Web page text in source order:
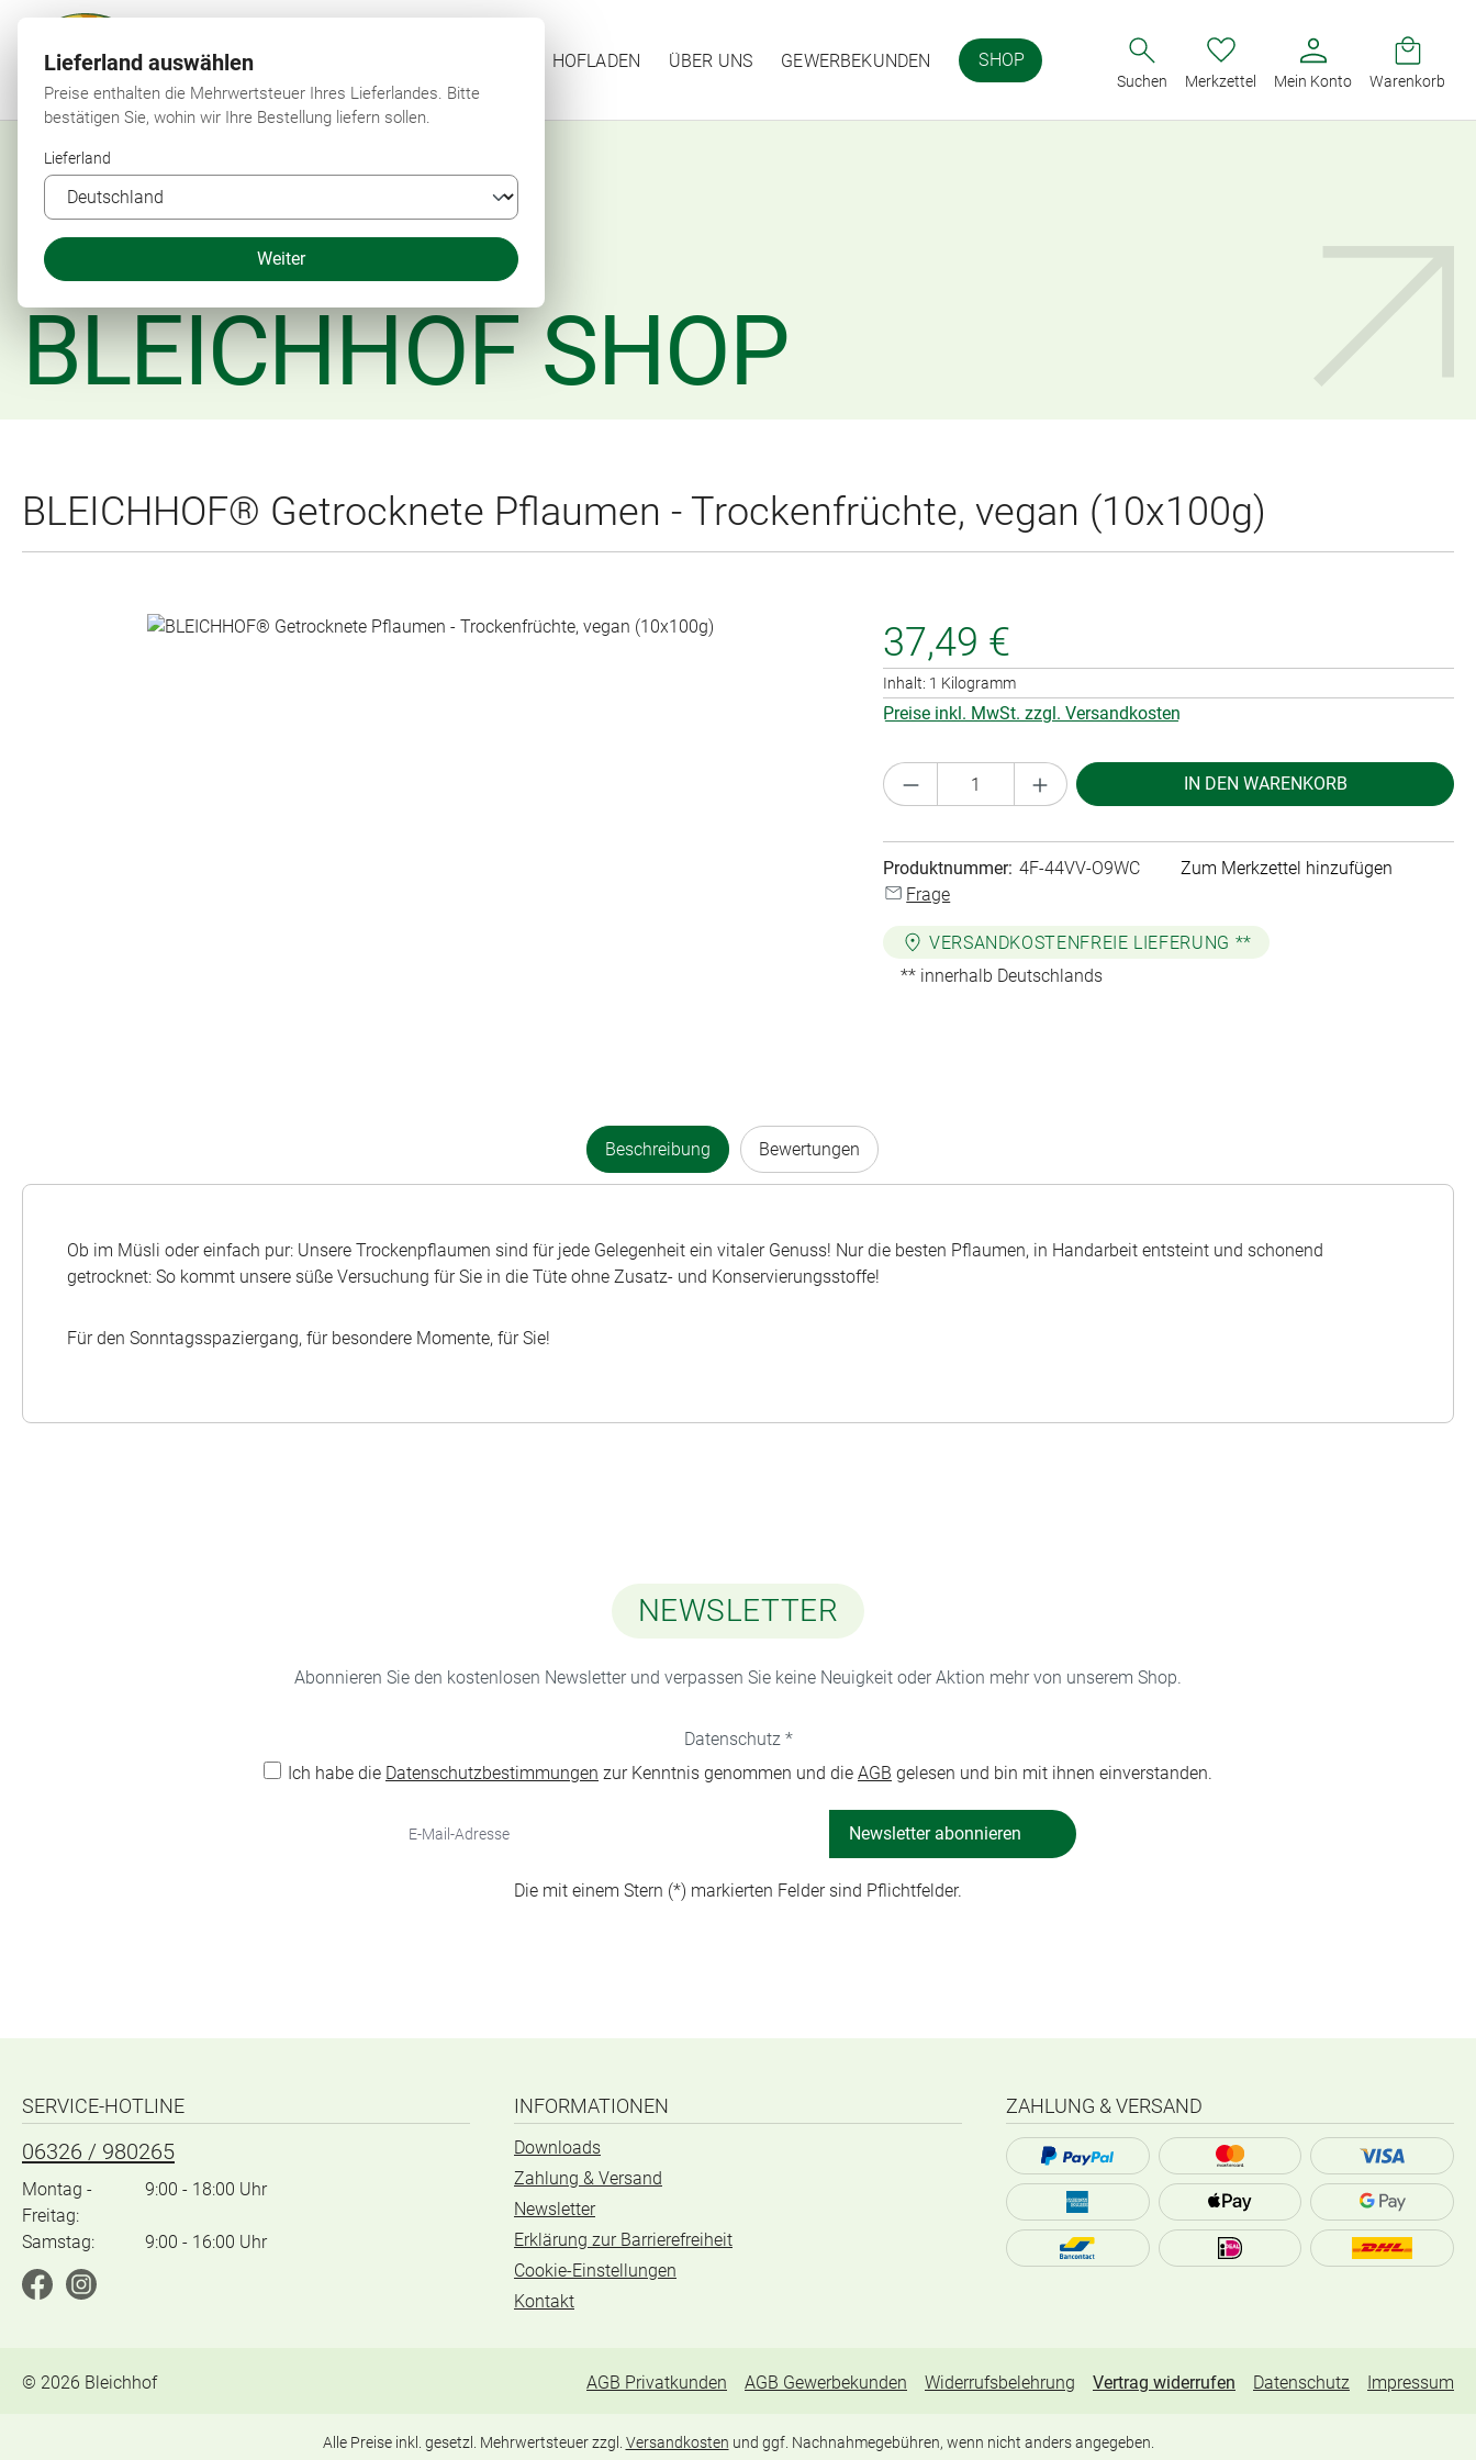
HOFLADEN ÜBER UNS GEWERBEKUNDEN SHOP
Suchen Merkzettel Mein Konto Warenkorb
BLEICHHOF SHOP
BLEICHHOF® Getrocknete Pflaumen - Trockenfrüchte, vegan (10x100g)
Bildergalerie überspringen 37,49 €
Inhalt: 1 Kilogramm
Preise inkl. MwSt. zzgl. Versandkosten
Produkt Anzahl: Gib den gewünschten Wert ein
IN DEN WARENKORB
Produktnummer: 4F-44VV-O9WC
Zum Merkzettel hinzufügen
Frage
VERSANDKOSTENFREIE LIEFERUNG **
** innerhalb Deutschlands
Beschreibung Bewertungen
Ob im Müsli oder einfach pur: Unsere Trockenpflaumen sind für jede Gelegenheit ein vitaler Genuss! Nur die besten Pflaumen, in Handarbeit entsteint und schonend
getrocknet: So kommt unsere süße Versuchung für Sie in die Tüte ohne Zusatz- und Konservierungsstoffe!
Für den Sonntagsspaziergang, für besondere Momente, für Sie!
NEWSLETTER
Abonnieren Sie den kostenlosen Newsletter und verpassen Sie keine Neuigkeit oder Aktion mehr von unserem Shop.
Datenschutz *
Ich habe die Datenschutzbestimmungen zur Kenntnis genommen und die AGB gelesen und bin mit ihnen einverstanden.
Newsletter abonnieren
Die mit einem Stern (*) markierten Felder sind Pflichtfelder.
SERVICE-HOTLINE
06326 / 980265
Montag -
Freitag:
9:00 - 18:00 Uhr
Samstag: 9:00 - 16:00 Uhr
INFORMATIONEN
Downloads
Zahlung & Versand
Newsletter
Erklärung zur Barrierefreiheit
Cookie-Einstellungen
Kontakt
ZAHLUNG & VERSAND
© 2026 Bleichhof AGB Privatkunden AGB Gewerbekunden Widerrufsbelehrung Vertrag widerrufen Datenschutz Impressum
Alle Preise inkl. gesetzl. Mehrwertsteuer zzgl. Versandkosten und ggf. Nachnahmegebühren, wenn nicht anders angegeben.
Lieferland auswählen
Preise enthalten die Mehrwertsteuer Ihres Lieferlandes. Bitte
bestätigen Sie, wohin wir Ihre Bestellung liefern sollen.
Lieferland
Weiter